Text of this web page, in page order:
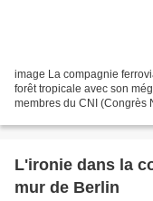
image La compagnie
forêt tropicale avec son
membres du CNI (Congrès
L'ironie dans la
mur de Berlin